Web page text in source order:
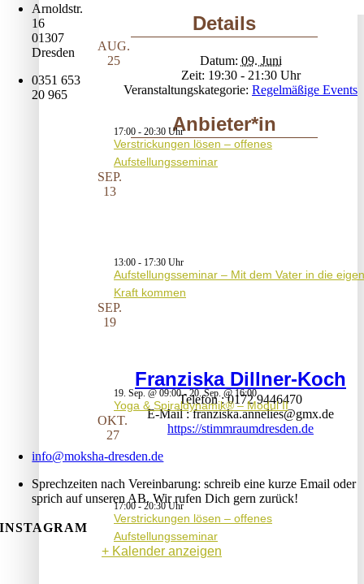
AUG.
25
17:00 - 20:30
Verstrickungen lösen – offenes
Aufstellungsseminar
SEP.
13
13:00 - 17:30
Aufstellungsseminar – Mit dem Vater in die
Kraft kommen
SEP.
19
19. Sep. @ 09:00- 20. Sep. @ 16:00
Yoga & Spiraldynamik® – Modul II
OKT.
27
17:00-20:30
Verstrickungen lösen – offenes
Aufstellungsseminar
Kalender anzeigen
Details
Datum: 09. Juni
Zeit: 19:30 - 21:30
Veranstaltungskategorie: Regelmäßige Events
Anbieter*in
Franziska Dillner-Koch
Telefon 0172 9446470
E-Mail franziska.annelies@gmx.de
https://stimmraumdresden.de
Arnoldstr.
16
01307
Dresden
0351 653
20 965
info@moksha-dresden.de
Sprechzeiten nach Vereinbarung: schreib eine kurze Email oder
sprich auf unseren AB. Wir rufen Dich gern zurück!
INSTAGRAM